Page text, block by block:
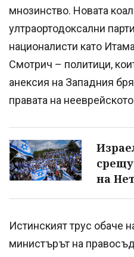
мнозинство. Новата
ултраортодоксални
националисти като
Смотрич – политици,
анексия на Западния
правата на
на
Истинският трус обаче
министърът на